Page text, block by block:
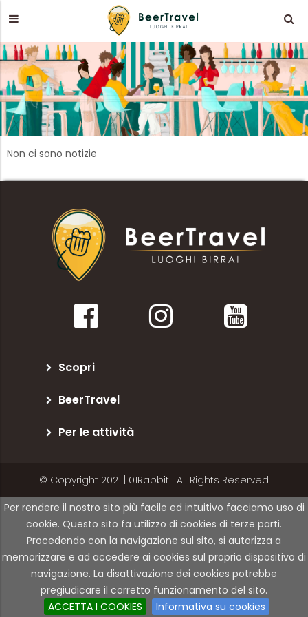
Per rendere il nostro sito più facile ed intuitivo facciamo uso di
cookie. Questo sito fa utilizzo di cookies di terze parti.
Procedendo con la navigazione sul sito, si autorizza a
memorizzare e ad accedere ai cookies sul proprio dispositivo di
navigazione. La disattivazione dei cookies potrebbe
pregiudicare il corretto funzionamento del sito.
ACCETTA I COOKIES
Informativa su cookies
Non ci sono notizie
Scopri
BeerTravel
Per le attività
© Copyright 2021 | 01Rabbit | All Rights Reserved